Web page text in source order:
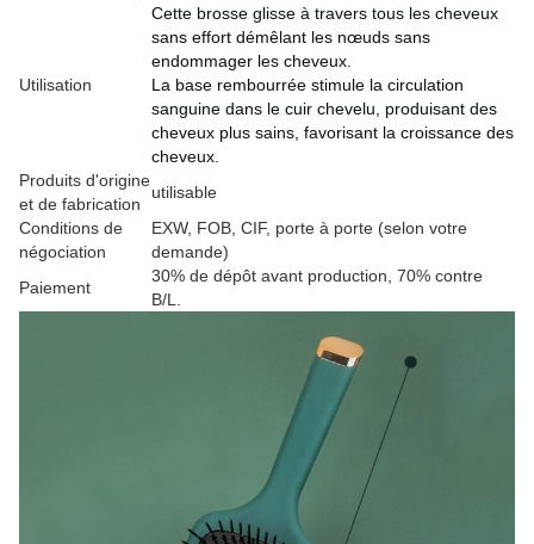
Utilisation
Cette brosse glisse à travers tous les cheveux
sans effort démêlant les nœuds sans
endommager les cheveux.
La base rembourrée stimule la circulation
sanguine dans le cuir chevelu, produisant des
cheveux plus sains, favorisant la croissance des
cheveux.
Produits d'origine
et de fabrication
utilisable
Conditions de
négociation
EXW, FOB, CIF, porte à porte (selon votre
demande)
Paiement
30% de dépôt avant production, 70% contre
B/L.